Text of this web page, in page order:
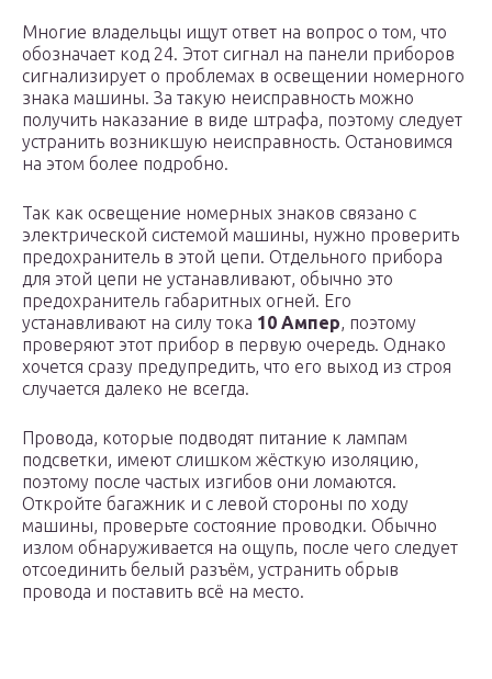
Многие владельцы ищут ответ на вопрос о том, что
обозначает код 24. Этот сигнал на панели приборов
сигнализирует о проблемах в освещении номерного
знака машины. За такую неисправность можно
получить наказание в виде штрафа, поэтому следует
устранить возникшую неисправность. Остановимся
на этом более подробно.
Так как освещение номерных знаков связано с
электрической системой машины, нужно проверить
предохранитель в этой цепи. Отдельного прибора
для этой цепи не устанавливают, обычно это
предохранитель габаритных огней. Его
устанавливают на силу тока 10 Ампер, поэтому
проверяют этот прибор в первую очередь. Однако
хочется сразу предупредить, что его выход из строя
случается далеко не всегда.
Провода, которые подводят питание к лампам
подсветки, имеют слишком жёсткую изоляцию,
поэтому после частых изгибов они ломаются.
Откройте багажник и с левой стороны по ходу
машины, проверьте состояние проводки. Обычно
излом обнаруживается на ощупь, после чего следует
отсоединить белый разъём, устранить обрыв
провода и поставить всё на место.